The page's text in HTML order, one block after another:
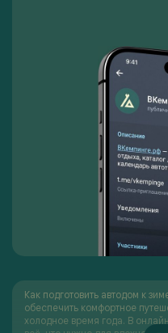
Как подготовить автодом к
обеспечить комфортное
холодное время года. В